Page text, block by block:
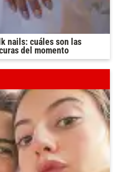
nails: cuáles son las
del momento